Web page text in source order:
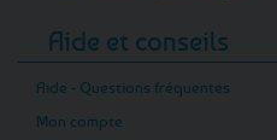
Aide et conseils
Aide - Questions fréquentes
Mon compte